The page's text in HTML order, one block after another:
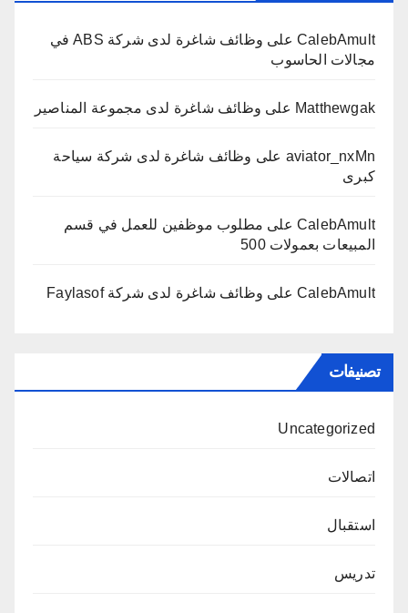
CalebAmult على
وظائف شاغرة لدى شركة ABS في
مجالات الحاسوب
Matthewgak على وظائف شاغرة لدى مجموعة المناصير
aviator_nxMn على وظائف شاغرة لدى شركة سياحة
كبرى
CalebAmult على مطلوب موظفين للعمل في قسم
المبيعات بعمولات 500
CalebAmult على وظائف شاغرة لدى شركة Faylasof
تصنيفات
Uncategorized
اتصالات
استقبال
تدريس